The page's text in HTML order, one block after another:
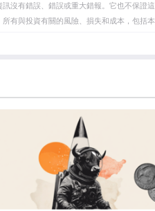
沒有錯誤、錯誤或重大錯報。它也不保證
有與投資有關的風險、損失和成本，包括
不作任何陳述。FXStreet和作者將不承擔任
FXStreet並非註冊投資顧問，本文內容無